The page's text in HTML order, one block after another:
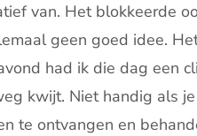
van. Het blokkeerde
geen goed idee.
had ik die dag een
kwijt. Niet handig als
te ontvangen en